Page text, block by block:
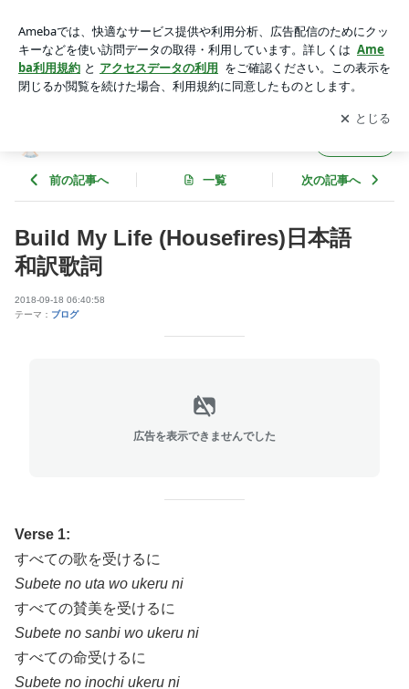
る賛美の日本語歌詞
アプリをダウンロードして ブログの更新通知
を受け取りまし
ょう。
開く
前の記事へ 一覧 次の記事へ
Build My Life (Housefires)日本語
和訳歌詞
2018-09-18 06:40:58
テーマ： ブログ
広告を表示できませんでした
Verse 1:
すべての歌を受けるに
Subete no uta wo ukeru ni
すべての賛美を受けるに
Subete no sanbi wo ukeru ni
すべての命受けるに
Subete no inochi ukeru ni